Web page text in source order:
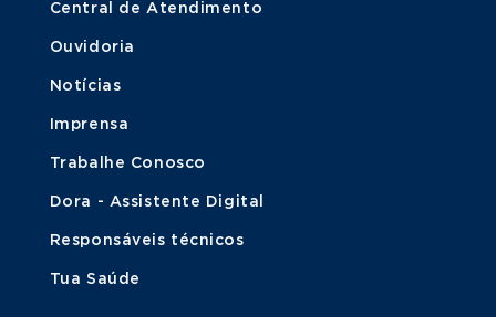
Central de Atendimento
Ouvidoria
Notícias
Imprensa
Trabalhe Conosco
Dora - Assistente Digital
Responsáveis técnicos
Tua Saúde